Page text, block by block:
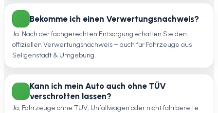
Bekomme ich einen Verwertungsnachweis?
Ja. Nach der fachgerechten Entsorgung erhalten Sie den
offiziellen Verwertungsnachweis – auch für Fahrzeuge aus
Seligenstadt & Umgebung.
Kann ich mein Auto auch ohne TÜV
verschrotten lassen?
Ja, Fahrzeuge ohne TÜV, Unfallwagen oder nicht fahrbereite